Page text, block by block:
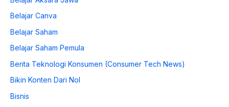
Belajar Canva
Belajar Saham
Belajar Saham Pemula
Berita Teknologi Konsumen (Consumer Tech News)
Bikin Konten Dari Nol
Bisnis